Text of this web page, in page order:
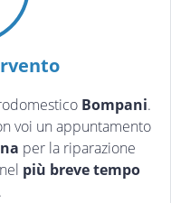
Bompani.
voi un appuntamento
per la riparazione
più breve tempo
.